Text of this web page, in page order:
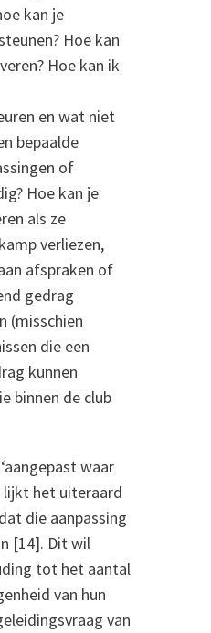
kan je
Hoe kan
Hoe kan ik
en wat niet
bepaalde
of
Hoe kan je
als ze
verliezen,
afspraken of
gedrag
(misschien
die een
kunnen
binnen de club
waar
lijkt het uiteraard
die aanpassing
[14]. Dit wil
tot het aantal
van hun
van